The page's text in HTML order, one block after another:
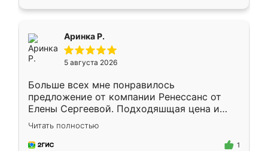
Аринка Р.
5 августа 2026
Больше всех мне понравилось
предложение от компании Ренессанс от
Елены Сергеевой. Подходяшщая цена и
короткие сроки изготовления. Приехавший
для замера сотрудник Владислав
предложил по моему эскизу самый
Читать полностью
1